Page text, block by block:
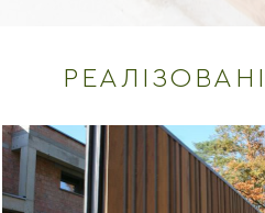
РЕАЛІЗОВАНІ